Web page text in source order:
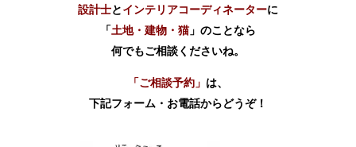
設計士と インテリアコーディネーターに
「土地・建物・猫 」のことなら
何でもご相談くださいね。
「ご相談予約」 は、
下記フォーム・お電話からどうぞ！